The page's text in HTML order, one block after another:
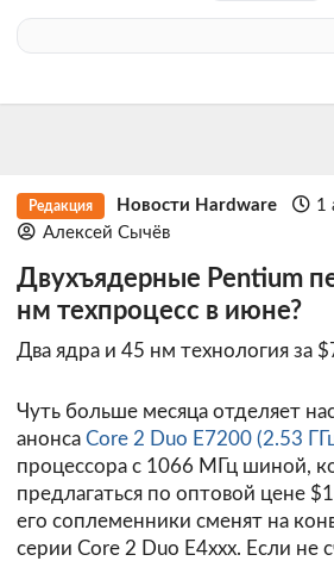
Редакция Новости Hardware
1
Алексей Сычёв
Двухъядерные Pentium
нм техпроцесс в июне?
Два ядра и 45 нм технология за
Чуть больше месяца отделяет
анонса Core 2 Duo E7200 (2.53
процессора с 1066 МГц шиной,
предлагаться по оптовой цене
его соплеменники сменят на
серии Core 2 Duo E4xxx. Если не